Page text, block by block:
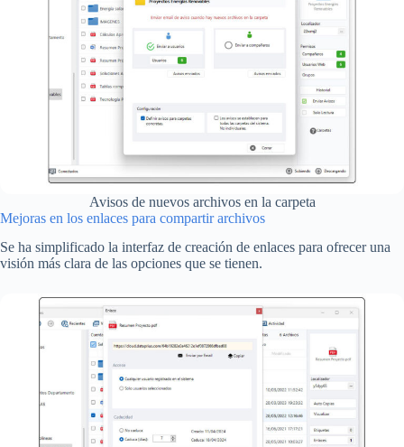
Avisos de nuevos archivos en la carpeta
Mejoras en los enlaces para compartir archivos
Se ha simplificado la interfaz de creación de enlaces para ofrecer una
visión más clara de las opciones que se tienen.